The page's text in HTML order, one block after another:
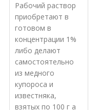
Рабочий раствор
приобретают в
готовом в
концентрации 1%
либо делают
самостоятельно
из медного
купороса и
известняка,
взятых по 100 г а